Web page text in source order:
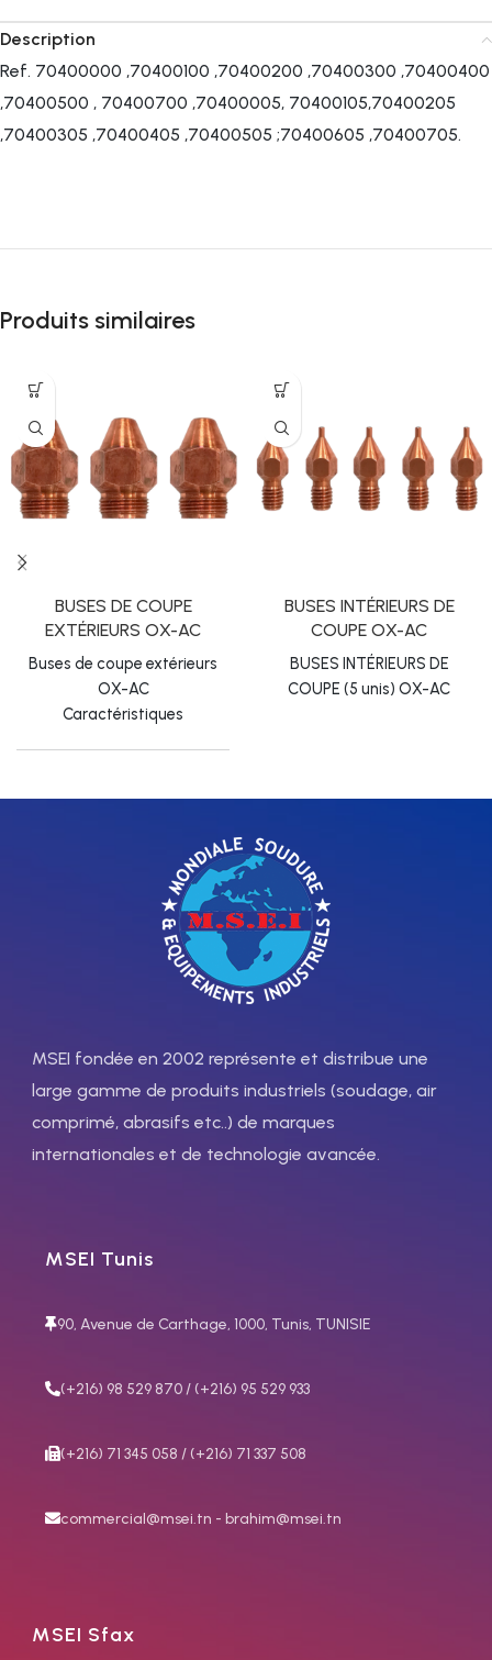
Description
Ref. 70400000 ,70400100 ,70400200 ,70400300 ,70400400
,70400500 , 70400700 ,70400005, 70400105,70400205
,70400305 ,70400405 ,70400505 ;70400605 ,70400705.
Produits similaires
BUSES DE COUPE
EXTÉRIEURS OX-AC
Buses de coupe extérieurs
OX-AC
Caractéristiques
l'épaisseur à couper 2-10 mm
30/30-50/50-100 mm
150/150-200/200-300 mm
BUSES INTÉRIEURS DE
COUPE OX-AC
BUSES INTÉRIEURS DE
COUPE (5 unis) OX-AC
MSEI fondée en 2002 représente et distribue une
large gamme de produits industriels (soudage, air
comprimé, abrasifs etc..) de marques
internationales et de technologie avancée.
MSEI Tunis
90, Avenue de Carthage, 1000, Tunis, TUNISIE
(+216) 98 529 870 / (+216) 95 529 933
(+216) 71 345 058 / (+216) 71 337 508
commercial@msei.tn - brahim@msei.tn
MSEI Sfax